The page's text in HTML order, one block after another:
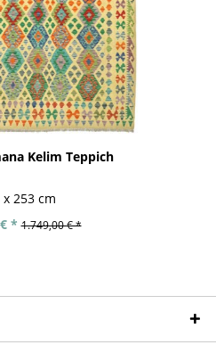
Kelim Teppich
x 253 cm
* 1.749,00 € *